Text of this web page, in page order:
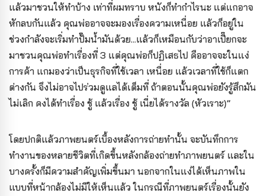
แล้วมาชวนให้ทำบ้าง เท่าที่ผมทราบ หนังก็ทำกำไรนะ แต่แกอาจ
หักลบกันแล้ว คุณพ่ออาจจะมองเรื่องความเหนื่อย แล้วก็อยู่ใน
ช่วงกำลังจะเริ่มทำปั๊มน้ำมันด้วย...แล้วก็เหมือนกับว่าอาเปี๊ยกจะ
มาชวนคุณพ่อทำเรื่องที่ 3 แต่คุณพ่อก็ปฏิเสธไป คืออาจจะในแง่
การค้า แกมองว่าเป็นธุรกิจที่ใช้เวลา เหนื่อย แล้วเวลาที่ใช้ก็แตก
ต่างกัน จึงไม่อาจไปร่วมดูแลได้เต็มที่ ถ้าตอนนั้นคุณพ่อยังรู้สึกมัน
ไม่เลิก คงได้ทำเรื่อง ชู้ แล้วเรื่อง ชู้ เนี่ยได้รางวัล (หัวเราะ)”
โดยปกติแล้วภาพยนตร์เบื้องหลังการถ่ายทำนั้น จะบันทึกการ
ทำงานของหลายชีวิตที่เกิดขึ้นหลังกล้องถ่ายทำภาพยนตร์ และใน
บางครั้งก็มีความสำคัญเพิ่มขึ้นมา นอกจากในแง่ได้เห็นภาพใน
แบบที่หน้ากล้องไม่มีให้เห็นแล้ว ในกรณีที่ภาพยนตร์เรื่องนั้นยัง